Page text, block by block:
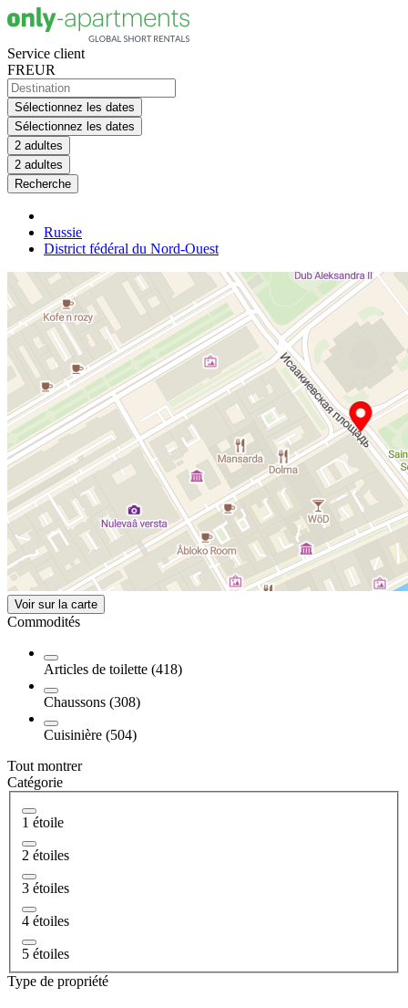
Service client
FREUR
Sélectionnez les dates
Sélectionnez les dates
2 adultes
2 adultes
Recherche
Russie
District fédéral du Nord-Ouest
Voir sur la carte
Commodités
Articles de toilette (418)
Chaussons (308)
Cuisinière (504)
Tout montrer
Catégorie
1 étoile
2 étoiles
3 étoiles
4 étoiles
5 étoiles
Type de propriété